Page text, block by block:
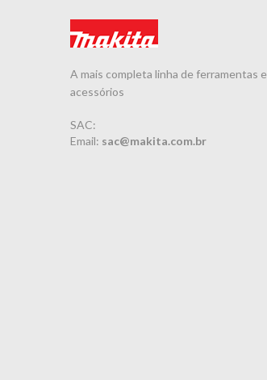
A mais completa linha de ferramentas e
acessórios
SAC:
Email: sac@makita.com.br